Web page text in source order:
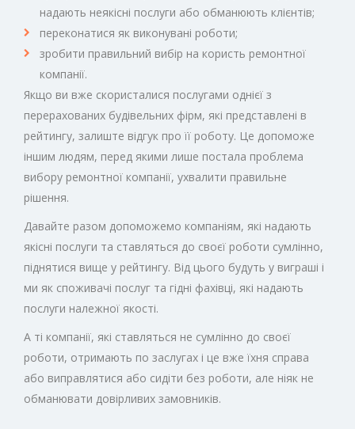
надають неякісні послуги або обманюють клієнтів;
переконатися як виконувані роботи;
зробити правильний вибір на користь ремонтної
компанії.
Якщо ви вже скористалися послугами однієї з
перерахованих будівельних фірм, які представлені в
рейтингу, залиште відгук про її роботу. Це допоможе
іншим людям, перед якими лише постала проблема
вибору ремонтної компанії, ухвалити правильне
рішення.
Давайте разом допоможемо компаніям, які надають
якісні послуги та ставляться до своєї роботи сумлінно,
піднятися вище у рейтингу. Від цього будуть у виграші і
ми як споживачі послуг та гідні фахівці, які надають
послуги належної якості.
А ті компанії, які ставляться не сумлінно до своєї
роботи, отримають по заслугах і це вже їхня справа
або виправлятися або сидіти без роботи, але ніяк не
обманювати довірливих замовників.